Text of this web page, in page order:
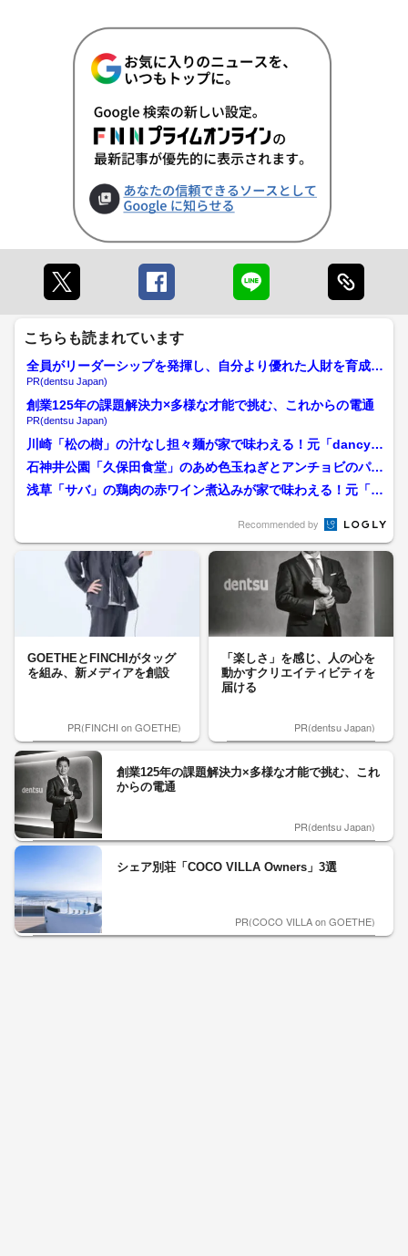
こちらも読まれています
全員がリーダーシップを発揮し、自分より優れた人財を育成す
る
PR(dentsu Japan)
創業125年の課題解決力×多様な才能で挑む、これからの電通
PR(dentsu Japan)
川崎「松の樹」の汁なし担々麺が家で味わえる！元「dancy
u」編集長が追い求める...
石神井公園「久保田食堂」のあめ色玉ねぎとアンチョビのパス
タが家で味わえる！元da...
浅草「サバ」の鶏肉の赤ワイン煮込みが家で味わえる！元「d
Recommended by
GOETHEとFINCHIがタッグ
を組み、新メディアを創設
PR(FINCHI on GOETHE)
「楽しさ」を感じ、人の心を
動かすクリエイティビティを
届ける
PR(dentsu Japan)
創業125年の課題解決力×多様な才能で挑む、これ
からの電通
PR(dentsu Japan)
シェア別荘「COCO VILLA Owners」3選
PR(COCO VILLA on GOETHE)